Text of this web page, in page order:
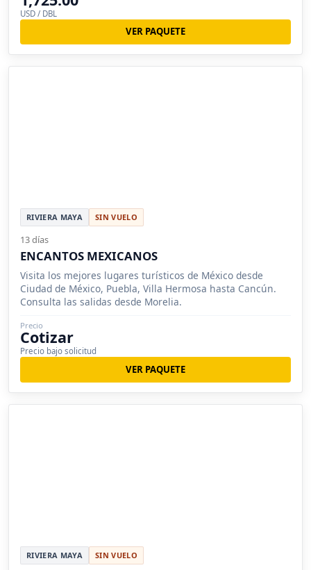
USD / DBL
VER PAQUETE
RIVIERA MAYA SIN VUELO
13 días
ENCANTOS MEXICANOS
Visita los mejores lugares turísticos de México desde
Ciudad de México, Puebla, Villa Hermosa hasta Cancún.
Consulta las salidas desde Morelia.
Precio
Cotizar
Precio bajo solicitud
VER PAQUETE
RIVIERA MAYA SIN VUELO